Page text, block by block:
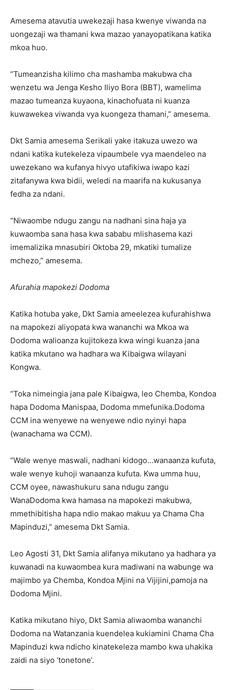
Amesema atavutia uwekezaji hasa kwenye viwanda na
uongezaji wa thamani kwa mazao yanayopatikana katika
mkoa huo.
“Tumeanzisha kilimo cha mashamba makubwa cha
wenzetu wa Jenga Kesho Iliyo Bora (BBT), wamelima
mazao tumeanza kuyaona, kinachofuata ni kuanza
kuwawekea viwanda vya kuongeza thamani,” amesema.
Dkt Samia amesema Serikali yake itakuza uwezo wa
ndani katika kutekeleza vipaumbele vya maendeleo na
uwezekano wa kufanya hivyo utafikiwa iwapo kazi
zitafanywa kwa bidii, weledi na maarifa na kukusanya
fedha za ndani.
“Niwaombe ndugu zangu na nadhani sina haja ya
kuwaomba sana hasa kwa sababu mlishasema kazi
imemalizika mnasubiri Oktoba 29, mkatiki tumalize
mchezo,” amesema.
Afurahia mapokezi Dodoma
Katika hotuba yake, Dkt Samia ameelezea kufurahishwa
na mapokezi aliyopata kwa wananchi wa Mkoa wa
Dodoma walioanza kujitokeza kwa wingi kuanza jana
katika mkutano wa hadhara wa Kibaigwa wilayani
Kongwa.
“Toka nimeingia jana pale Kibaigwa, leo Chemba, Kondoa
hapa Dodoma Manispaa, Dodoma mmefunika.Dodoma
CCM ina wenyewe na wenyewe ndio nyinyi hapa
(wanachama wa CCM).
“Wale wenye maswali, nadhani kidogo…wanaanza kufuta,
wale wenye kuhoji wanaanza kufuta. Kwa umma huu,
CCM oyee, nawashukuru sana ndugu zangu
WanaDodoma kwa hamasa na mapokezi makubwa,
mmethibitisha hapa ndio makao makuu ya Chama Cha
Mapinduzi,” amesema Dkt Samia.
Leo Agosti 31, Dkt Samia alifanya mikutano ya hadhara ya
kuwanadi na kuwaombea kura madiwani na wabunge wa
majimbo ya Chemba, Kondoa Mjini na Vijijini,pamoja na
Dodoma Mjini.
Katika mikutano hiyo, Dkt Samia aliwaomba wananchi
Dodoma na Watanzania kuendelea kukiamini Chama Cha
Mapinduzi kwa ndicho kinatekeleza mambo kwa uhakika
zaidi na siyo ‘tonetone’.